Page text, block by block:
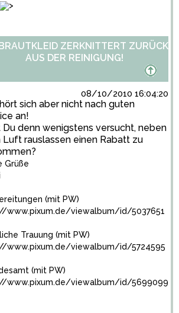
>
ZERKNITTERT ZURÜCK
AUS DER REINIGUNG!
08/10/2010 16:04:20
sich aber nicht nach guten
an!
Du denn wenigstens versucht, neben
rauslassen einen Rabatt zu
Grüße
(mit PW)
www.pixum.de/viewalbum/id/5037651
Trauung (mit PW)
www.pixum.de/viewalbum/id/5724595
(mit PW)
www.pixum.de/viewalbum/id/5699099